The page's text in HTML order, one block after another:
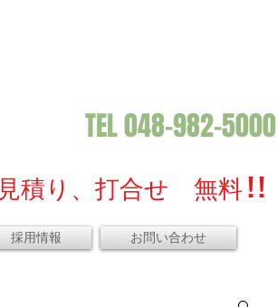
TEL 048-982-5000
見積り、打合せ 無料 ! !
採用情報 お問い合わせ